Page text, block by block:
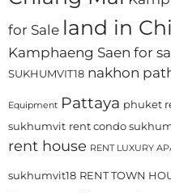
for Sale land in
Kamphaeng Saen for
SUKHUMVIT18 nakhon
Equipment Pattaya phuket
sukhumvit rent condo
rent house RENT LUXURY
sukhumvit18 RENT TOWN